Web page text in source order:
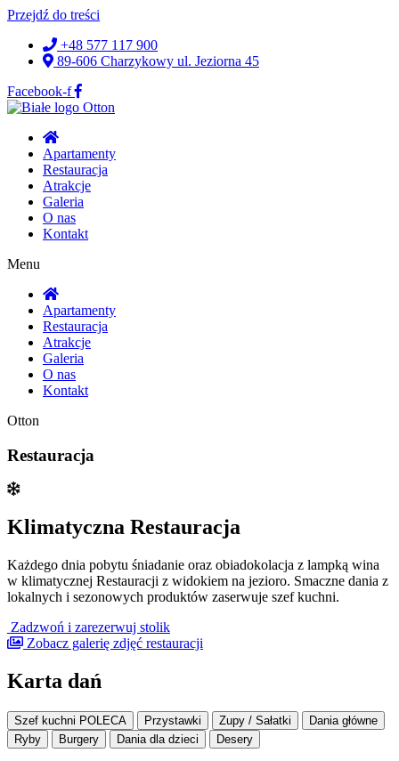
Przejdź do treści
+48 577 117 900
89-606 Charzykowy ul. Jeziorna 45
Facebook-f
Apartamenty
Restauracja
Atrakcje
Galeria
O nas
Kontakt
Menu
Apartamenty
Restauracja
Atrakcje
Galeria
O nas
Kontakt
Otton
Restauracja
Klimatyczna Restauracja
Każdego dnia pobytu śniadanie oraz obiadokolacja z lampką wina
w klimatycznej Restauracji z widokiem na jezioro. Smaczne dania z
lokalnych i sezonowych produktów zaserwuje szef kuchni.
Zadzwoń i zarezerwuj stolik
Zobacz galerię zdjęć restauracji
Karta dań
Szef kuchni POLECA Przystawki Zupy / Sałatki
Dania główne
Ryby
Burgery Dania dla dzieci Desery